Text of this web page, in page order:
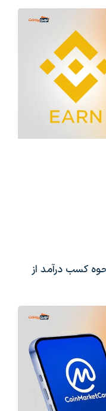
کسب درآمد از